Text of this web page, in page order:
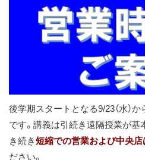
後学期スタートとなる9/23（水）
です。講義は引続き遠隔授業が基
き続き短縮での営業および中央
ださい。